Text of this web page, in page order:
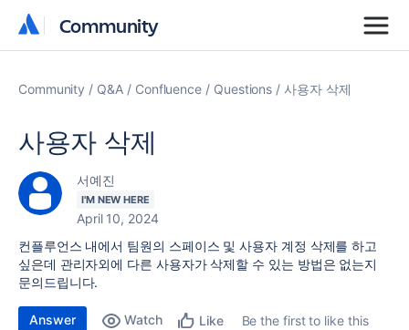
Community
Community
Community Q&A Confluence Questions 사용자 삭제
사용자 삭제
서예진
I'M NEW HERE
April 10, 2024
컨플루언스 내에서 팀원의 스페이스 및 사용자 계정 삭제를 하고
싶은데 관리자외에 다른 사용자가 삭제할 수 있는 방법은 없는지
문의드립니다.
Answer Watch Like
Be the first to like this